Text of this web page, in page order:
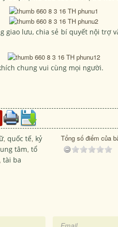
giao lưu, chia sẻ bí quyết nội trợ
chung vui cùng mọi người.
, quốc tế, kỷ
tâm, tổ
, tài ba
Tổng số điểm của